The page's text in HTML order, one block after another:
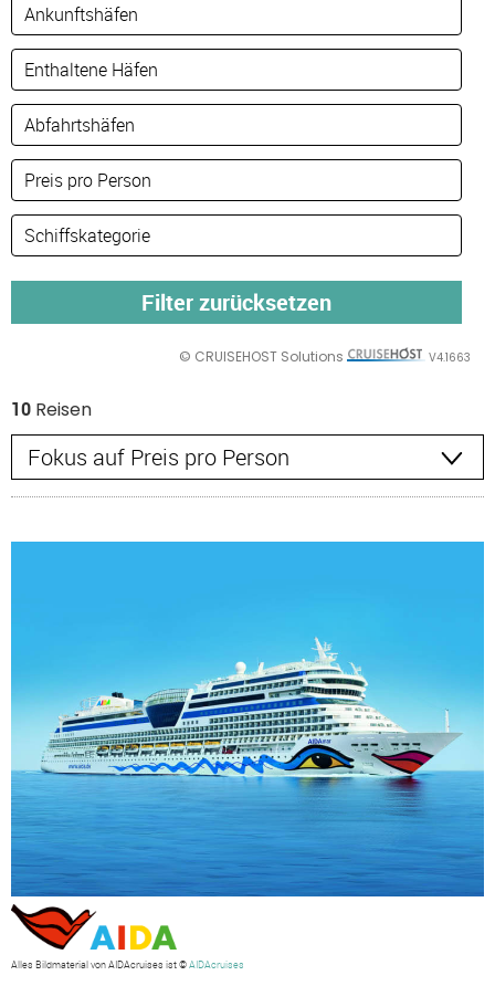
© CRUISEHOST Solutions V4.1663
10 Reisen
Alles Bildmaterial von AIDAcruises ist ©AIDAcruises